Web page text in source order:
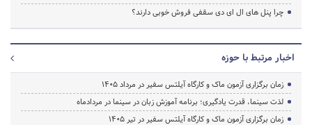
چرا پنل های ال ای دی سقفی فروش خوبی دارند؟
اخبار مرتبط با حوزه
زمان برگزاری آزمون ماک و کارگاه آیلتس سفیر در مرداد 1405
لذت سینما، قدرت یادگیری؛ برنامه آموزش زبان در سینما در مردادماه
زمان برگزاری آزمون ماک و کارگاه آیلتس سفیر در تیر 1405